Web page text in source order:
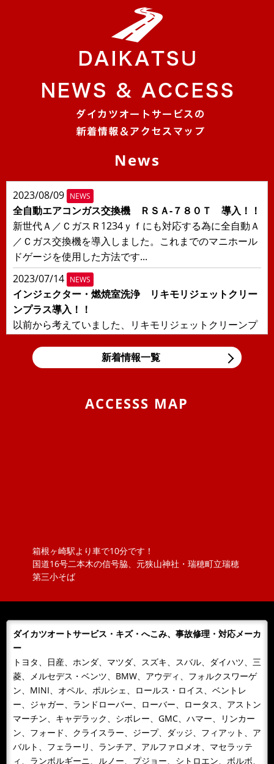
News
2023/08/09 NEWS
全自動エアコンガス交換機 ＲＳＡ-７８０Ｔ 導入！！
新世代Ａ／ＣガスＲ1234ｙｆにも対応する為に全自動Ａ
／Ｃガス交換機を導入しました。これまでのマニホール
ドゲージを使用した方法です...
2023/07/14 NEWS
インジェクター・燃焼室洗浄 リキモリジェットクリー
ンプラス導入！！
以前から考えていました、リキモリジェットクリーンプ
多い直噴エンジンの燃焼室汚れ、...
息子の大好きな箱スカGT-Rと最近うちの息子の車好きが
2018/11/20 NEWS
ボジョレーヌーボ！！
客様にその年のボジョレーをさしあげております。ご購
入の皆様 ありがとうございまし...
カレンダーをお送りします。
今年もあとわずか、来年のカレンダーが届きました！！
日頃、お世話になっているお客様へお届けいたします。
どうぞよろしくお願いいたします...
2018/10/09
NEWS
１０月９日 整備主任者技術講習
１０月９日 整備主任者技術講習会の為ＡＭ１０：００
新着情報一覧
ACCESSS MAP
箱根ヶ崎駅より車で10分です！
国道16号二本木の信号脇、元狭山神社・瑞穂町立瑞穂
第三小そば
ダイカツオートサービス・キズ・へこみ、事故修理・対応メーカ
ー
トヨタ、日産、ホンダ、マツダ、スズキ、スバル、ダイハツ、三
菱、メルセデス・ベンツ、BMW、アウディ、フォルクスワーゲ
ン、MINI、オペル、ポルシェ、ロールス・ロイス、ベントレ
ー、ジャガー、ランドローバー、ローバー、ロータス、アストン
マーチン、キャデラック、シボレー、GMC、ハマー、リンカー
ン、フォード、クライスラー、ジープ、ダッジ、フィアット、ア
バルト、フェラーリ、ランチア、アルファロメオ、マセラッテ
ィ、ランボルギーニ、ルノー、プジョー、シトロエン、ボルボ、